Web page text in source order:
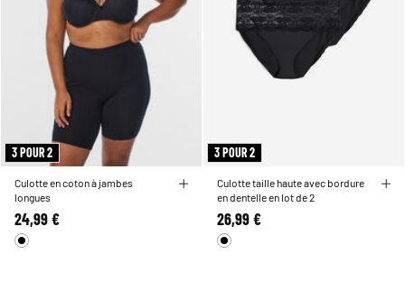
3 POUR 2
Culotte en coton à jambes
longues
24,99 €
3 POUR 2
Culotte taille haute avec bordure
en dentelle en lot de 2
26,99 €